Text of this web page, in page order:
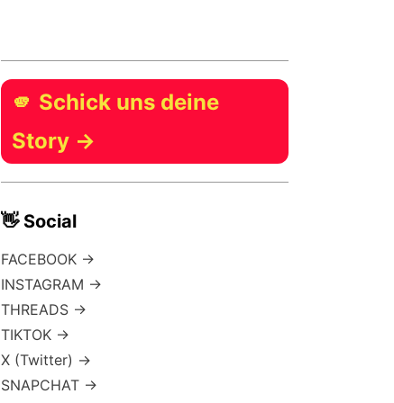
🫵 Schick uns deine
Story →
👋 Social
FACEBOOK →
INSTAGRAM →
THREADS →
TIKTOK →
X (Twitter) →
SNAPCHAT →